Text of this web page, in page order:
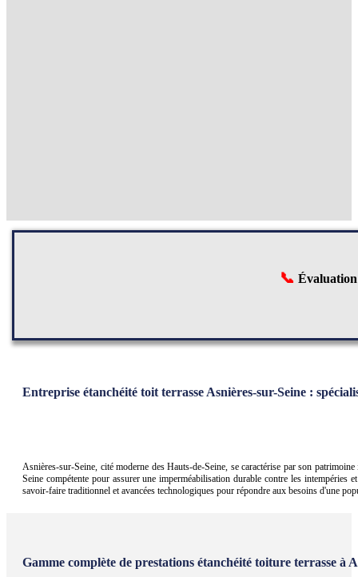
📞
Entreprise étanchéité toit terrasse Asnières-sur-Seine :
Asnières-sur-Seine, cité moderne des Hauts-de-Seine, se caractérise par son
Seine compétente pour assurer une imperméabilisation durable contre les
savoir-faire traditionnel et avancées technologiques pour répondre aux besoins d'une
Gamme complète de prestations étanchéité toiture terrasse à